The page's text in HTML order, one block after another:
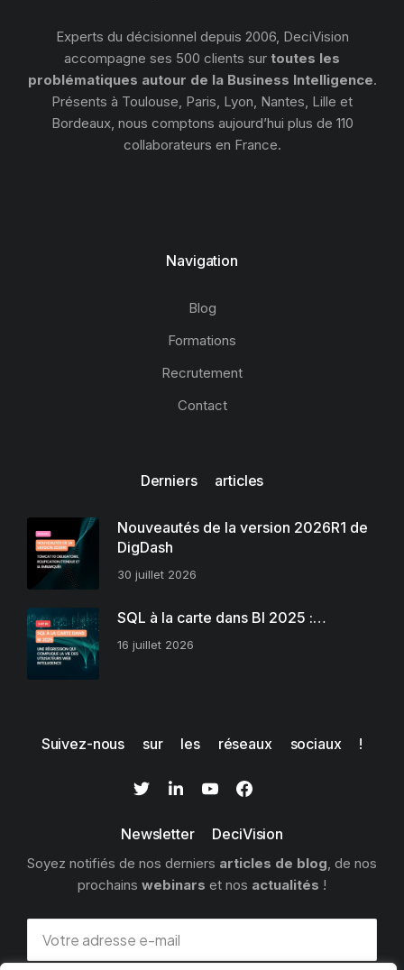
Experts du décisionnel depuis 2006, DeciVision
accompagne ses 500 clients sur toutes les
problématiques autour de la Business Intelligence.
Présents à Toulouse, Paris, Lyon, Nantes, Lille et
Bordeaux, nous comptons aujourd’hui plus de 110
collaborateurs en France.
Navigation
Blog
Formations
Recrutement
Contact
Derniers articles
Nouveautés de la version 2026R1 de
DigDash
30 juillet 2026
SQL à la carte dans BI 2025 :…
16 juillet 2026
Suivez-nous sur les réseaux sociaux !
Newsletter DeciVision
Soyez notifiés de nos derniers articles de blog, de nos
prochains webinars et nos actualités !